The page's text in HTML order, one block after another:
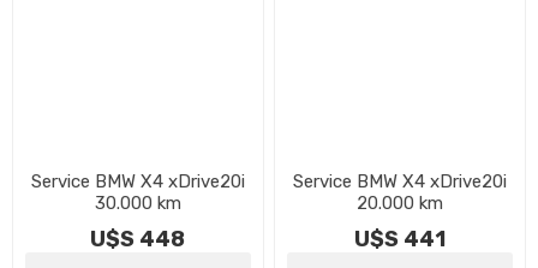
Service BMW X4 xDrive20i
30.000 km
U$S 448
Service BMW X4 xDrive20i
20.000 km
U$S 441